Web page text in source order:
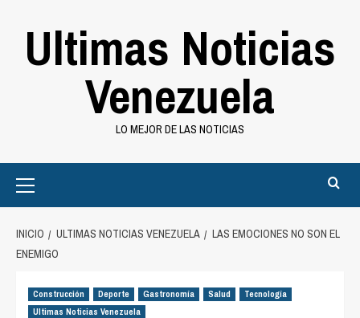
Ultimas Noticias
Venezuela
LO MEJOR DE LAS NOTICIAS
Menu
INICIO ULTIMAS NOTICIAS VENEZUELA
LAS EMOCIONES NO SON EL
ENEMIGO
Construcción Deporte Gastronomía Salud
Tecnología
Ultimas Noticias Venezuela